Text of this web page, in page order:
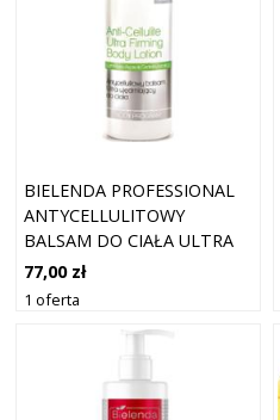
BIELENDA PROFESSIONAL
ANTYCELLULITOWY
BALSAM DO CIAŁA ULTRA
UJĘDRNIAJĄCY
77,00 zł
1 oferta